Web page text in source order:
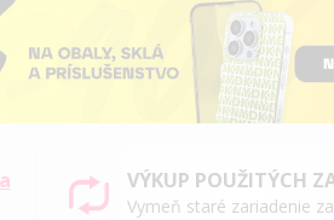
VÝKUP POUŽITÝCH
Vymeň staré zariadenie